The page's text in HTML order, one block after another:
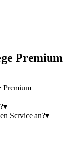
Premium
Premium
▾
Service an?▾